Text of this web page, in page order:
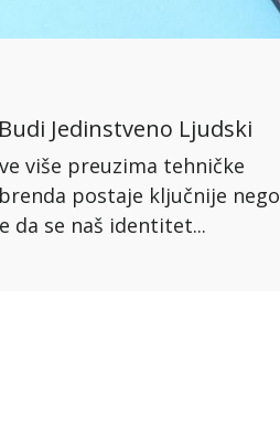
Jedinstveno Ljudski
više preuzima tehničke
postaje ključnije nego
da se naš identitet...